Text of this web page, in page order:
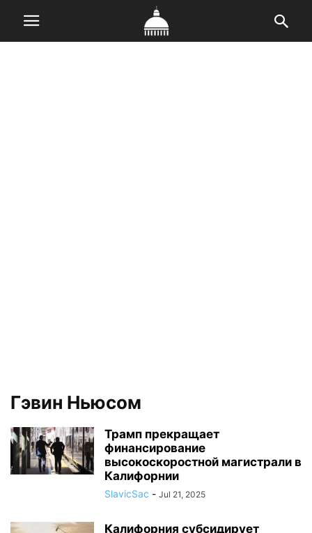
Гэвин Ньюсом
Трамп прекращает
финансирование
высокоскоростной магистрали в
Калифорнии
SlavicSac - Jul 21, 2025
Калифорния субсидирует